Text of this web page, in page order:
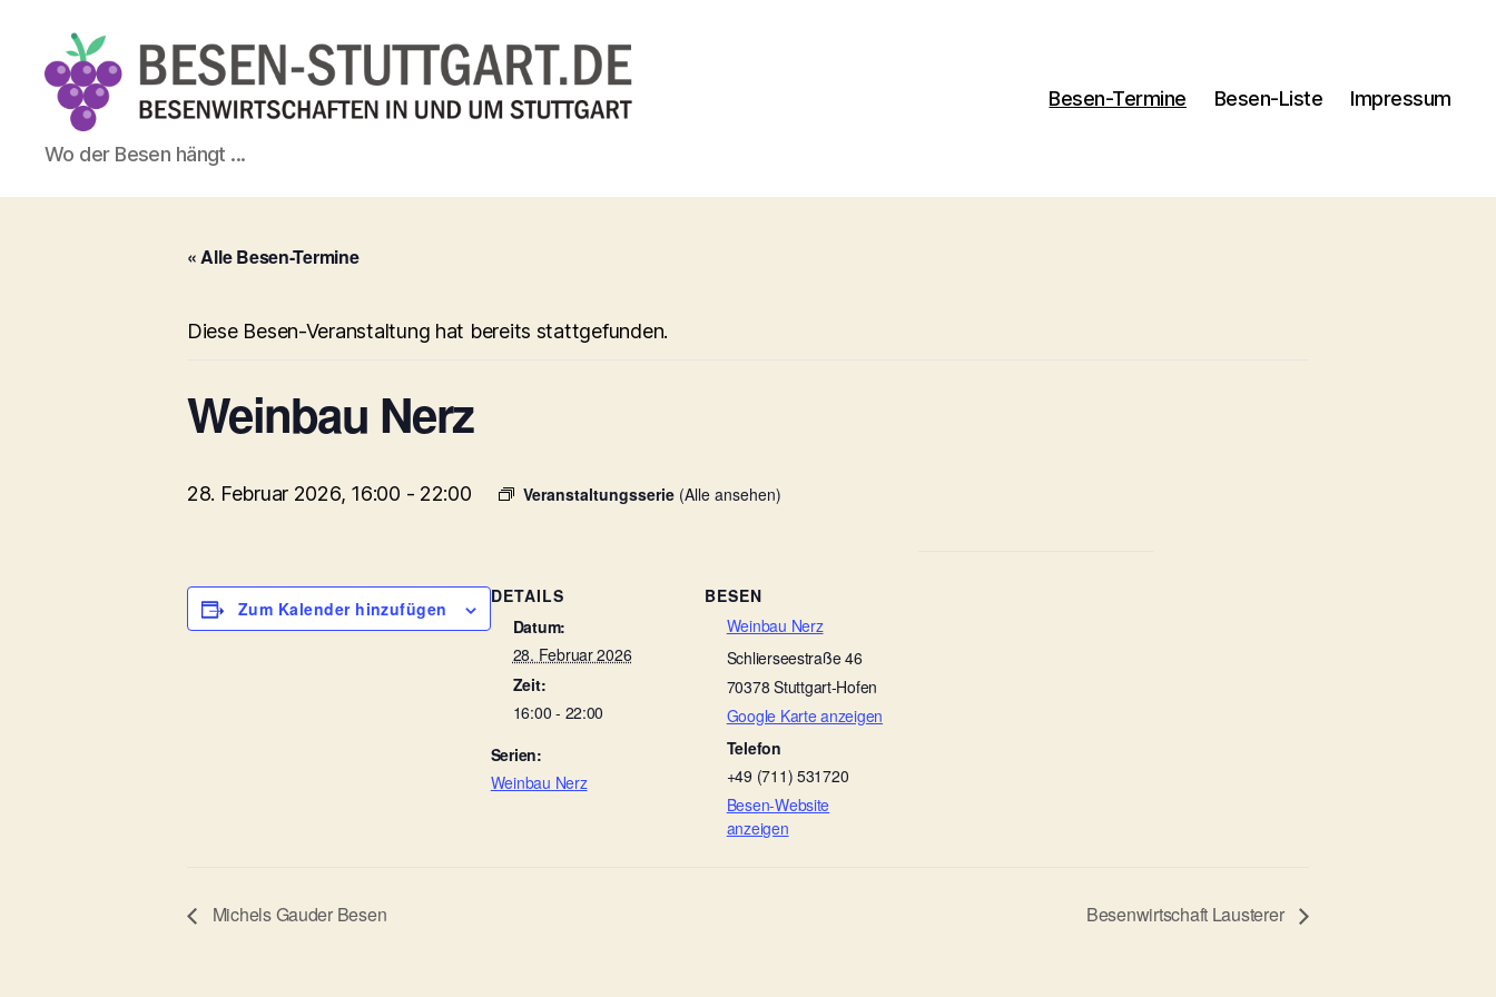
Besen-
Stuttgart.de
Wo der Besen hängt ...
Besen-Termine Besen-Liste Impressum
« Alle Besen-Termine
Diese Besen-Veranstaltung hat bereits stattgefunden.
Weinbau Nerz
28. Februar 2026, 16:00 - 22:00 Veranstaltungsserie (Alle ansehen)
Zum Kalender hinzufügen
DETAILS
Datum:
28. Februar 2026
Zeit:
16:00 - 22:00
Serien:
Weinbau Nerz
BESEN
Weinbau Nerz
Schlierseestraße 46
70378 Stuttgart-Hofen
Google Karte anzeigen
Telefon
+49 (711) 531720
Besen-Website
anzeigen
Michels Gauder Besen Besenwirtschaft Lausterer